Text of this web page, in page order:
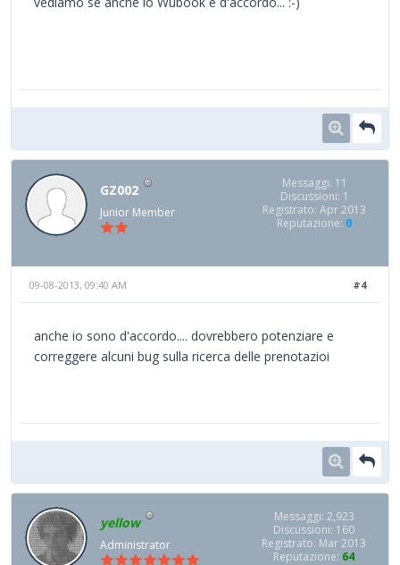
GZ002
Junior Member
Messaggi: 11
Discussioni: 1
Registrato: Apr 2013
Reputazione: 0
#4
09-08-2013, 09:40 AM
anche io sono d'accordo.... dovrebbero potenziare e
correggere alcuni bug sulla ricerca delle prenotazioi
yellow
Administrator
Messaggi: 2,923
Discussioni: 160
Registrato: Mar 2013
Reputazione: 64